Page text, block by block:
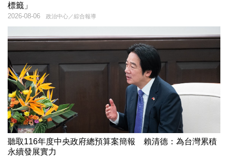
標籤」
政治中心／綜合報導
2026-08-06
聽取116年度中央政府總預算案簡報 賴清德：為台灣累積
永續發展實力